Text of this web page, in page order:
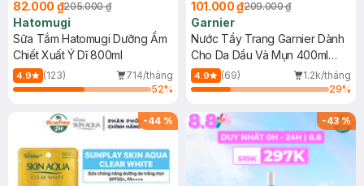
82.000 ₫205.000 ₫
Hatomugi
Sữa Tắm Hatomugi Dưỡng Ẩm
Chiết Xuất Ý Dĩ 800ml
4.9 (123)
714/tháng
52%
101.000 ₫209.000 ₫
Garnier
Nước Tẩy Trang Garnier Dành
Cho Da Dầu Và Mụn 400ml
(Mới)
4.9 (69)
1.2k/tháng
29%
-44 % -43%